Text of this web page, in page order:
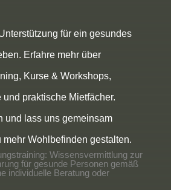
für ein gesundes
Erfahre mehr über
Kurse & Workshops,
praktische Mietfächer.
und lass uns gemeinsam
mehr Wohlbefinden gestalten.
Wissensvermittlung zur
für gesunde Personen gemäß
individuelle Beratung oder